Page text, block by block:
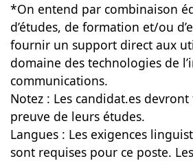
*On entend par combinaison
d’études, de formation et/ou
fournir un support direct aux
domaine des technologies de
communications.
Notez : Les candidat.es
preuve de leurs études.
Langues : Les exigences
sont requises pour ce poste.